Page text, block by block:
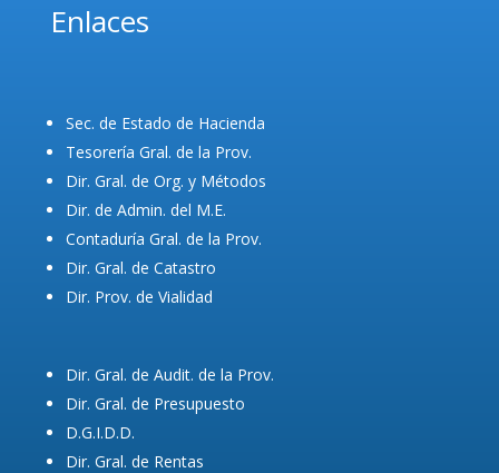
Enlaces
Sec. de Estado de Hacienda
Tesorería Gral. de la Prov.
Dir. Gral. de Org. y Métodos
Dir. de Admin. del M.E.
Contaduría Gral. de la Prov.
Dir. Gral. de Catastro
Dir. Prov. de Vialidad
Dir. Gral. de Audit. de la Prov.
Dir. Gral. de Presupuesto
D.G.I.D.D.
Dir. Gral. de Rentas